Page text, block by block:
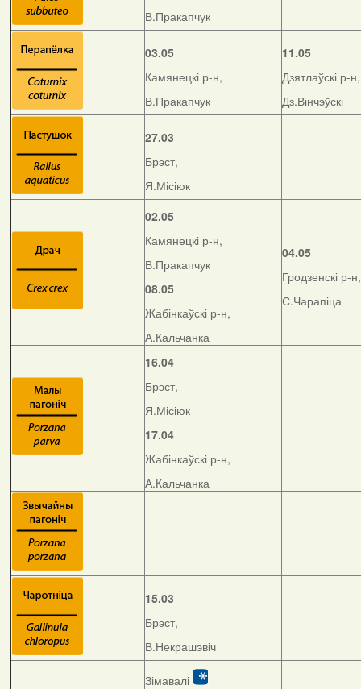
В.Пракапчук
03.05
Камянецкі р-н,
В.Пракапчук
11.05
Дзятлаўскі р-н,
Дз.Вінчэўскі
27.03
Брэст,
Я.Місіюк
02.05
Камянецкі р-н,
В.Пракапчук
08.05
Жабінкаўскі р-н,
А.Кальчанка
04.05
Гродзенскі р-н,
С.Чарапіца
16.04
Брэст,
Я.Місіюк
17.04
Жабінкаўскі р-н,
А.Кальчанка
15.03
Брэст,
В.Некрашэвіч
Зімавалі